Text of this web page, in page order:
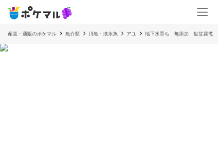
産直・通販のポケマル 魚介類 川魚・淡水魚 アユ 地下水育ち 無添加 鮎甘露煮